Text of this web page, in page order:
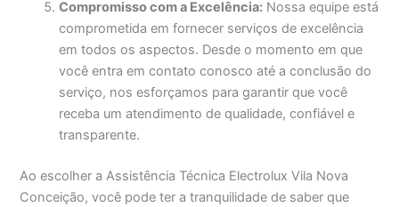
Compromisso com a Excelência: Nossa equipe está
comprometida em fornecer serviços de excelência
em todos os aspectos. Desde o momento em que
você entra em contato conosco até a conclusão do
serviço, nos esforçamos para garantir que você
receba um atendimento de qualidade, confiável e
transparente.
Ao escolher a Assistência Técnica Electrolux Vila Nova
Conceição, você pode ter a tranquilidade de saber que